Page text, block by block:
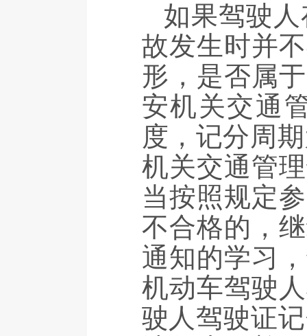
如果驾驶
故发生时并
形，是否属
安机关交通
度，记分周
机关交通管
当按照规定
不合格的，
通知的学习
机动车驾驶
驶人驾驶证